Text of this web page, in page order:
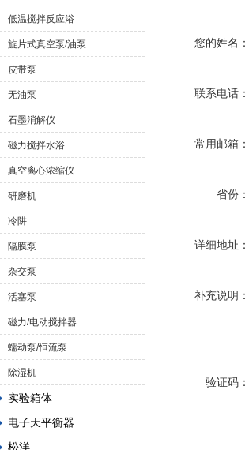
低温搅拌反应浴
旋片式真空泵/油泵
皮带泵
无油泵
石墨消解仪
磁力搅拌水浴
真空离心浓缩仪
研磨机
冷阱
隔膜泵
杂交泵
活塞泵
磁力/电动搅拌器
蠕动泵/恒流泵
除湿机
实验箱体
电子天平衡器
松洋
您的姓名：
联系电话：
常用邮箱：
省份：
详细地址：
补充说明：
验证码：